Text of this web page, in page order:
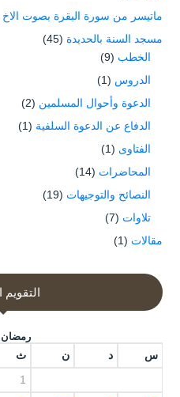
ماتيسر من سورة البقرة بصوت الاخ
مسجد السنة بالحديدة (45)
الخطب (9)
الدروس (1)
الدعوة وأحوال المسلمين (2)
الدفاع عن الدعوة السلفية (1)
الفتاوى (1)
المحاضرات (14)
النصائح والتوجيهات (19)
تلاوات (7)
مقالات (1)
رمضان 1442
س د ن ث
1